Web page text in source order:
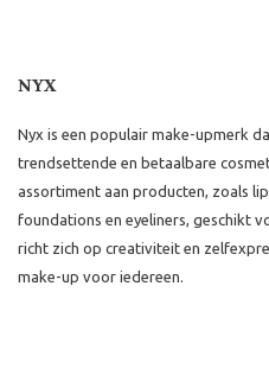
NYX
Nyx is een populair make-upmerk
trendsettende en betaalbare
assortiment aan producten, zoals
foundations en eyeliners, geschikt
richt zich op creativiteit en
make-up voor iedereen.